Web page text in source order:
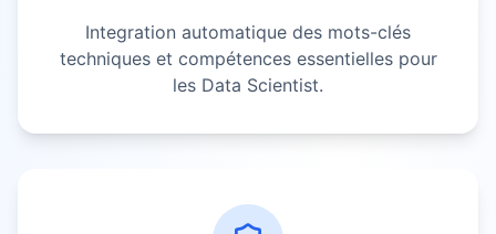
Integration automatique des mots-clés
techniques et compétences essentielles pour
les Data Scientist.